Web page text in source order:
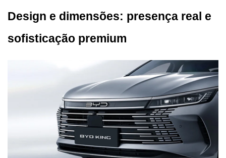
Design e dimensões: presença real e
sofisticação premium